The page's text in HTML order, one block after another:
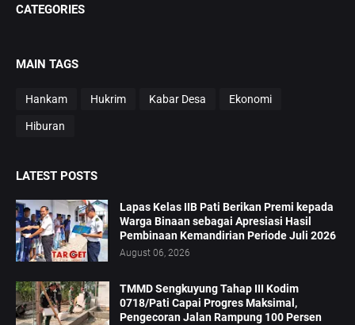
CATEGORIES
MAIN TAGS
Hankam Hukrim Kabar Desa Ekonomi
Hiburan
LATEST POSTS
Lapas Kelas IIB Pati Berikan Premi kepada
Warga Binaan sebagai Apresiasi Hasil
Pembinaan Kemandirian Periode Juli 2026
August 06, 2026
TMMD Sengkuyung Tahap III Kodim
0718/Pati Capai Progres Maksimal,
Pengecoran Jalan Rampung 100 Persen